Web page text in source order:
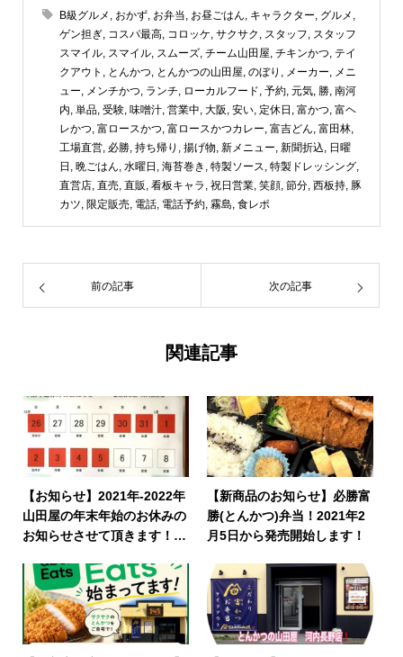
B級グルメ , おかず, お弁当, お昼ごはん, キャラクター, グルメ ,
ゲン担ぎ, コスパ最高, コロッケ, サクサク , スタッフ, スタッフ
スマイル, スマイル, スムーズ, チーム山田屋, チキンかつ, テイ
クアウト , とんかつ, とんかつの山田屋, のぼり , メーカー, メニ
ュー, メンチかつ, ランチ, ローカルフード, 予約, 元気, 勝, 南河
内, 単品, 受験, 味噌汁, 営業中, 大阪 , 安い, 定休日 , 富かつ, 富ヘ
レかつ, 富ロースかつ, 富ロースかつカレー, 富吉どん, 富田林,
工場直営, 必勝, 持ち帰り , 揚げ物, 新メニュー, 新聞折込, 日曜
日 , 晩ごはん, 水曜日 , 海苔巻き , 特製ソース, 特製ドレッシング,
直営店, 直売, 直販 , 看板キャラ , 祝日営業, 笑顔, 節分, 西板持, 豚
カツ, 限定販売, 電話, 電話予約, 霧島, 食レポ
前の記事 次の記事
関連記事
【お知らせ】2021年-2022年
山田屋の年末年始のお休みの
お知らせさせて頂きます！年
い♪
【新商品のお知らせ】必勝富
勝(とんかつ)弁当！2021年2
月5日から発売開始します！